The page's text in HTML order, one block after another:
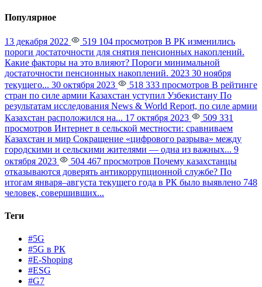
Популярное
13 декабря 2022 519 104 просмотров В РК изменились
пороги достаточности для снятия пенсионных накоплений.
Какие факторы на это влияют? Пороги минимальной
достаточности пенсионных накоплений. 2023 30 ноября
текущего... 30 октября 2023 518 333 просмотров В рейтинге
стран по силе армии Казахстан уступил Узбекистану По
результатам исследования News & World Report, по силе армии
Казахстан расположился на... 17 октября 2023
509 331
просмотров Интернет в сельской местности: сравниваем
Казахстан и мир Сокращение «цифрового разрыва» между
городскими и сельскими жителями — одна из важных... 9
октября 2023
504 467 просмотров Почему казахстанцы
отказываются доверять антикоррупционной службе? По
итогам января–августа текущего года в РК было выявлено 748
человек, совершивших...
Теги
#5G
#5G в РК
#E-Shoping
#ESG
#G7